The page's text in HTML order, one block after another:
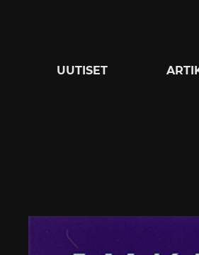
UUTISET